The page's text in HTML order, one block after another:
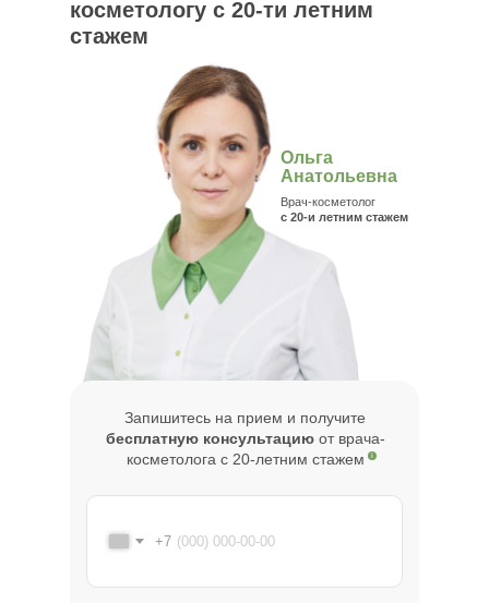
косметологу с 20-ти летним
стажем
Ольга
Анатольевна
Врач-косметолог
с 20-и летним стажем
Запишитесь на прием и получите
бесплатную консультациюот врача-
косметолога с 20-летним стажем
+7